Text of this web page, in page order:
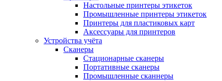
Настольные принтеры этикеток
Промышленные принтеры этикеток
Принтеры для пластиковых карт
Аксессуары для принтеров
Устройства учёта
Сканеры
Стационарные сканеры
Портативные сканеры
Промышленные сканнеры